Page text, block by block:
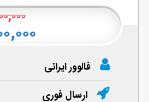
۹۰۰,۰۰۰
فالوور ایرانی
ارسال فوری